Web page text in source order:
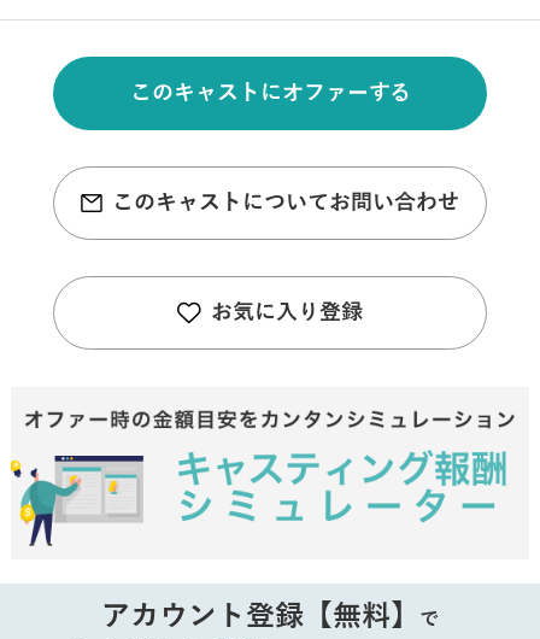
このキャストにオファーする
このキャストについてお問い合わせ
お気に入り登録
アカウント登録【無料】 で